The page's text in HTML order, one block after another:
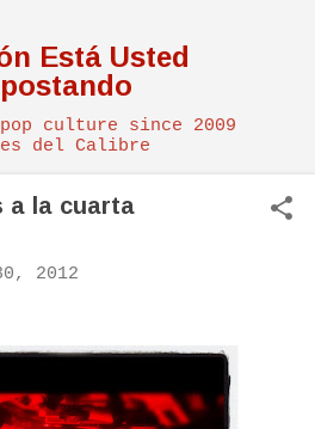
Está Usted
culture since 2009
del Calibre
a la cuarta
2012